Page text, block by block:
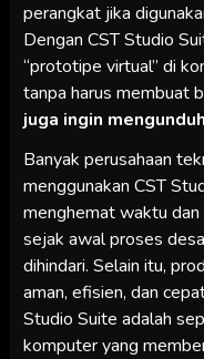
perangkat jika
Dengan CST Studio
“prototipe virtual” di
tanpa harus membuat
juga ingin mengunduh
Banyak perusahaan
menggunakan CST
menghemat waktu dan
sejak awal proses
dihindari. Selain itu,
aman, efisien, dan
Studio Suite adalah
komputer yang